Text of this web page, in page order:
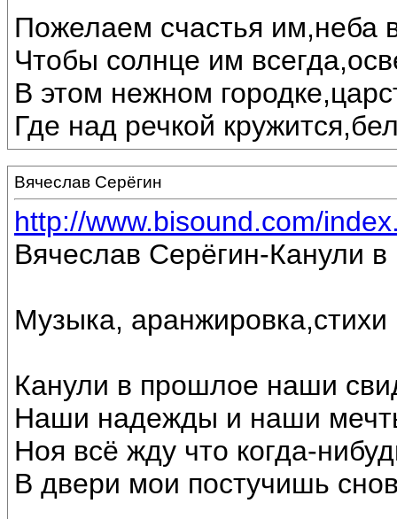
Пожелаем счастья им,неба
Чтобы солнце им
В этом нежном
Где над речкой
Вячеслав Серёгин
http://www.bisound.com/
Вячеслав Серёгин-Канули
Музыка,
Канули в прошлое наши
Наши надежды и наши
Ноя всё жду что когда-
В двери мои постучишь